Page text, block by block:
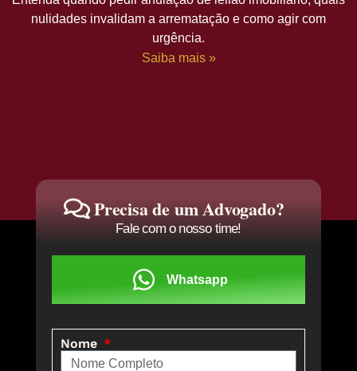
nulidades invalidam a arrematação e como agir com
urgência.
Saiba mais »
Precisa de um Advogado?
Fale com o nosso time!
Whatsapp
Nome